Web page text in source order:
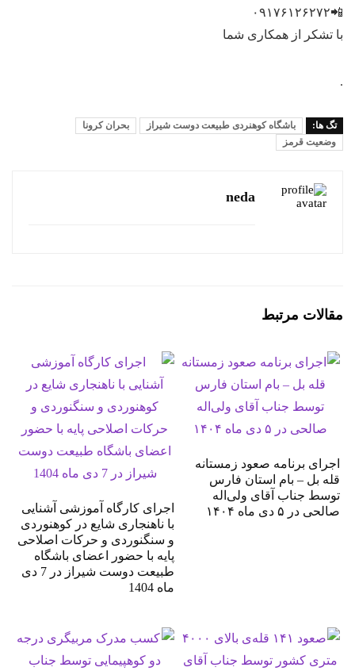
📲۰۹۱۷۶۱۲۶۲۷۲
با تشکر از همکاری شما
.
تگ ها: باشگاه کوهنردی طبیعت دوست شیراز
بحران کرونا
وضعیت قرمز
neda
مقالات مرتبط
اجرای برنامه صعود زمستانه
قله بل – بام استان فارس
توسط جناب آقای ولی‌اله
صالحی در ۵ دی ماه ۱۴۰۴
اجرای کارگاه آموزشی آشنایی
با ناهنجاری شایع در کوهنوردی
و سنگنوردی و حرکات اصلاحی
پایه با حضور اعضای باشگاه
طبیعت دوست شیراز در 7 دی
ماه 1404